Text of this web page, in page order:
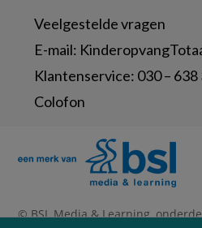
Veelgestelde vragen
E-mail:
Klantenservice: 030 –
Colofon
© BSL Media & Learning,